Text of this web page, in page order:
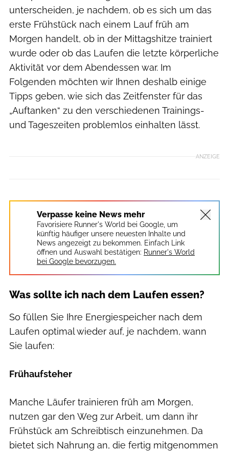
unterscheiden, je nachdem, ob es sich um das
erste Frühstück nach einem Lauf früh am
Morgen handelt, ob in der Mittagshitze trainiert
wurde oder ob das Laufen die letzte körperliche
Aktivität vor dem Abendessen war. Im
Folgenden möchten wir Ihnen deshalb einige
Tipps geben, wie sich das Zeitfenster für das
„Auftanken“ zu den verschiedenen Trainings-
und Tageszeiten problemlos einhalten lässt.
ANZEIGE
Verpasse keine News mehr
Favorisiere Runner's World bei Google, um
künftig häufiger unsere neuesten Inhalte und
News angezeigt zu bekommen. Einfach Link
öffnen und Auswahl bestätigen: Runner's World
bei Google bevorzugen.
Was sollte ich nach dem Laufen essen?
So füllen Sie Ihre Energiespeicher nach dem
Laufen optimal wieder auf, je nachdem, wann
Sie laufen:
Frühaufsteher
Manche Läufer trainieren früh am Morgen,
nutzen gar den Weg zur Arbeit, um dann ihr
Frühstück am Schreibtisch einzunehmen. Da
bietet sich Nahrung an, die fertig mitgenommen